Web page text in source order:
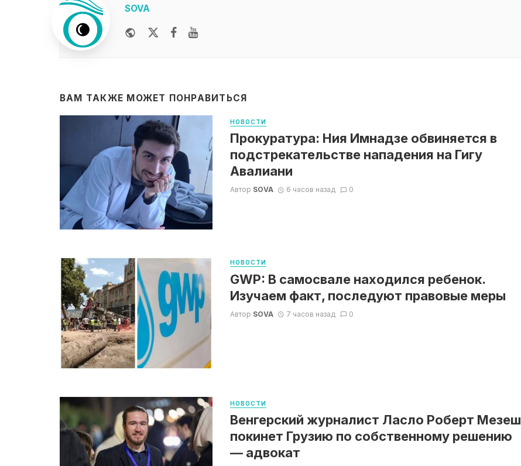
SOVA
WebsiteTwitterFacebook
ВАМ ТАКЖЕ МОЖЕТ ПОНРАВИТЬСЯ
НОВОСТИ
Прокуратура: Ния Имнадзе обвиняется в
подстрекательстве нападения на Гигу
Авалиани
Автор SOVA 6 часов назад 0
НОВОСТИ
GWP: В самосвале находился ребенок.
Изучаем факт, последуют правовые меры
Автор SOVA 7 часов назад 0
НОВОСТИ
Венгерский журналист Ласло Роберт Мезеш
покинет Грузию по собственному решению
— адвокат